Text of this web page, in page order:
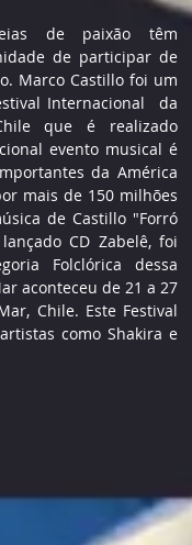
de paixão têm
de participar de
Marco Castillo foi um
Internacional da
que é realizado
evento musical é
da América
mais de 150 milhões
de Castillo "Forró
CD Zabelê, foi
Folclórica dessa
aconteceu de 21 a 27
Chile. Este Festival
como Shakira e